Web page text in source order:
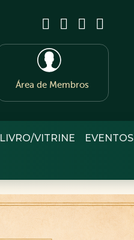
Área de Membros
LIVRO/VITRINE EVENTOS